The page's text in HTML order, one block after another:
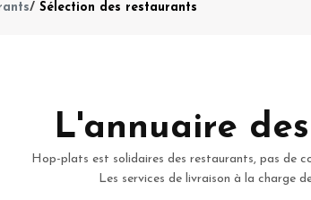
/ Sélection des restaurants
L'annuaire
Hop-plats est solidaires des restaurants, pas de
Les services de livraison à la charge